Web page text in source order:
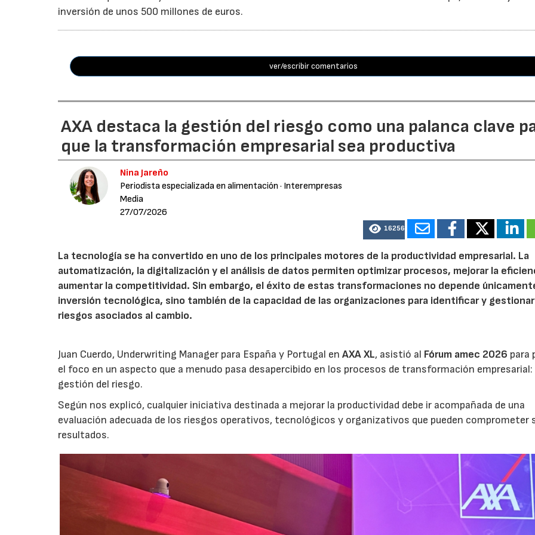
inversión de unos 500 millones de euros.
ver/escribir comentarios
AXA destaca la gestión del riesgo como una palanca clave
que la transformación empresarial sea productiva
Nina Jareño
Periodista especializada en alimentación · Interempresas
Media
27/07/2026
16256
La tecnología se ha convertido en uno de los principales motores de la productividad empresarial. La
automatización, la digitalización y el análisis de datos permiten optimizar procesos, mejorar la
aumentar la competitividad. Sin embargo, el éxito de estas transformaciones no depende
inversión tecnológica, sino también de la capacidad de las organizaciones para identificar y
riesgos asociados al cambio.
Juan Cuerdo, Underwriting Manager para España y Portugal enAXA XL, asistió al Fórum amec 2026 para
el foco en un aspecto que a menudo pasa desapercibido en los procesos de transformación empresarial:
gestión del riesgo.
Según nos explicó, cualquier iniciativa destinada a mejorar la productividad debe ir acompañada de una
evaluación adecuada de los riesgos operativos, tecnológicos y organizativos que pueden comprometer
resultados.